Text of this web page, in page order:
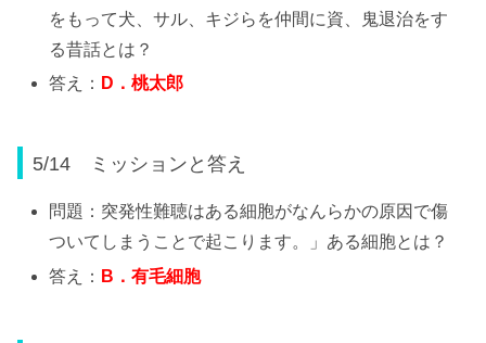
をもって犬、サル、キジらを仲間に資、鬼退治をす
る昔話とは？
答え： D ．桃太郎
5/14 ミッションと答え
問題：突発性難聴はある細胞がなんらかの原因で傷
ついてしまうことで起こります。」ある細胞とは？
答え： B ．有毛細胞